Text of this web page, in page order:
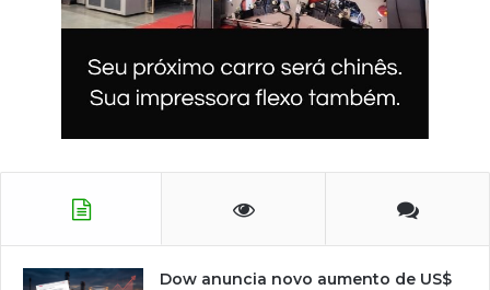
Dow anuncia novo aumento de US$